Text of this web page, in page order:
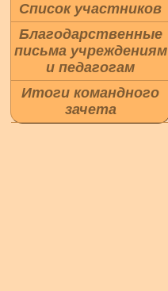
Список участников
Благодарственные
письма учреждениям
и педагогам
Итоги командного
зачета